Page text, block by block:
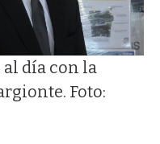
al día con la
Foto: